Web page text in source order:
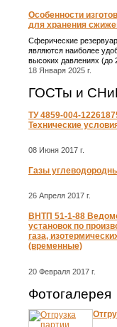
Особенности
для хранения
Сферические
являются наиболее
высоких давлениях
18 Января 2025 г.
ГОСТы и
ТУ 4859-004-
Технические
08 Июня 2017 г.
Газы
26 Апреля 2017 г.
ВНТП 51-1-88
установок по
газа,
(временные)
20 Февраля 2017 г.
Фотогалерея